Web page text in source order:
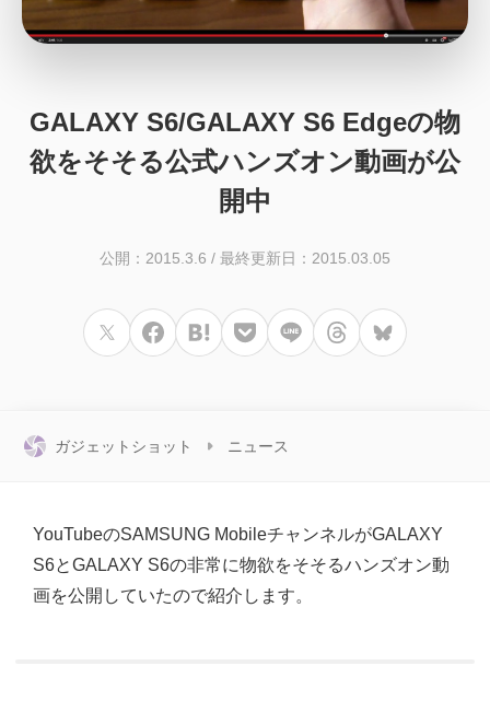
GALAXY S6/GALAXY S6 Edgeの物
欲をそそる公式ハンズオン動画が公
開中
公開：2015.3.6 / 最終更新日：2015.03.05
ガジェットショット ニュース
YouTubeのSAMSUNG MobileチャンネルがGALAXY
S6とGALAXY S6の非常に物欲をそそるハンズオン動
画を公開していたので紹介します。